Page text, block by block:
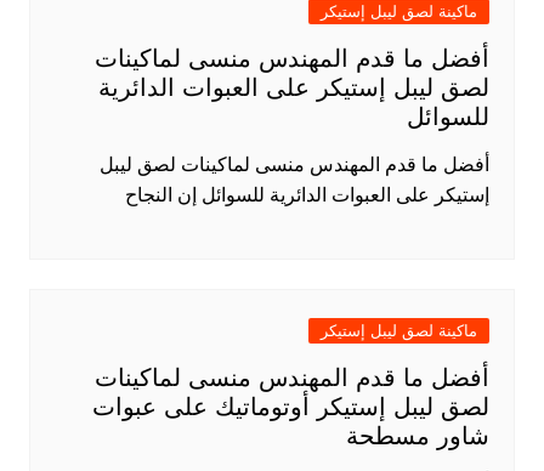
ماكينة لصق ليبل إستيكر
أفضل ما قدم المهندس منسى لماكينات
لصق ليبل إستيكر على العبوات الدائرية
للسوائل
أفضل ما قدم المهندس منسى لماكينات لصق ليبل
إستيكر على العبوات الدائرية للسوائل إن النجاح
ماكينة لصق ليبل إستيكر
أفضل ما قدم المهندس منسى لماكينات
لصق ليبل إستيكر أوتوماتيك على عبوات
شاور مسطحة